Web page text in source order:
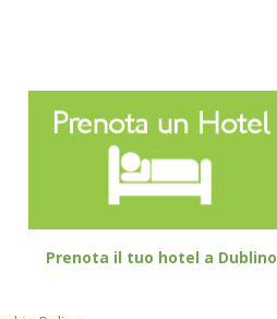
Prenota il tuo hotel a Dublino